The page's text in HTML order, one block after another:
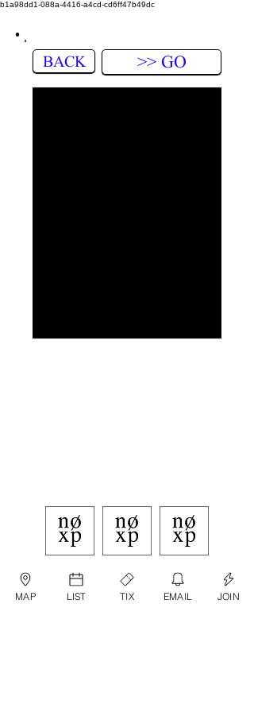
b1a98dd1-088a-4416-a4cd-cd6ff47b49dc
BACK >> GO
MAP LIST TIX EMAIL JOIN